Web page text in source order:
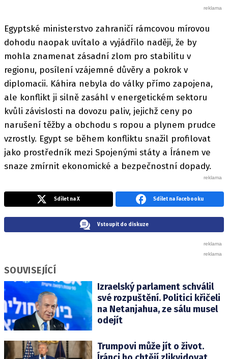
Egyptské ministerstvo zahraničí rámcovou mírovou
dohodu naopak uvítalo a vyjádřilo naději, že by
mohla znamenat zásadní zlom pro stabilitu v
regionu, posílení vzájemné důvěry a pokrok v
diplomacii. Káhira nebyla do války přímo zapojena,
ale konflikt ji silně zasáhl v energetickém sektoru
kvůli závislosti na dovozu paliv, jejichž ceny po
narušení těžby a obchodu s ropou a plynem prudce
vzrostly. Egypt se během konfliktu snažil profilovat
jako prostředník mezi Spojenými státy a Íránem ve
snaze zmírnit ekonomické a bezpečnostní dopady.
Sdílet na X Sdílet na Facebooku
Vstoupit do diskuze
SOUVISEJÍCÍ
Izraelský parlament schválil
své rozpuštění. Politici křičeli
na Netanjahua, ze sálu musel
odejít
Trumpovi může jít o život.